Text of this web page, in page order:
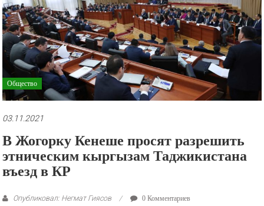
рекламные
ролики
и
презентации.
Общество
03.11.2021
В Жогорку Кенеше просят разрешить
этническим кыргызам Таджикистана
въезд в КР
Опубликовал: Негмат Гиясов 0 Комментариев